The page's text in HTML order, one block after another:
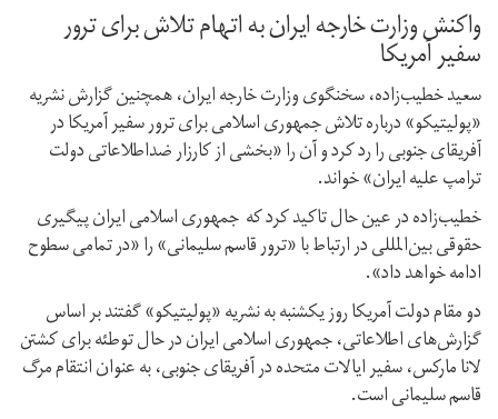
واکنش وزارت خارجه ایران به اتهام تلاش برای ترور
سفیر آمریکا
سعید خطیب‌زاده، سخنگوی وزارت خارجه ایران، همچنین گزارش نشریه
«پولیتیکو» درباره تلاش جمهوری اسلامی برای ترور سفیر آمریکا در
آفریقای جنوبی را رد کرد و آن را «بخشی از کارزار ضداطلاعاتی دولت
ترامپ علیه ایران» خواند.
خطیب‌زاده در عین حال تاکید کرد که جمهوری اسلامی ایران پیگیری
حقوقی بین‌المللی در ارتباط با «ترور قاسم سلیمانی» را «در تمامی سطوح
ادامه خواهد داد».
دو مقام دولت آمریکا روز یکشنبه به نشریه «پولیتیکو» گفتند بر اساس
گزارش‌های اطلاعاتی، جمهوری اسلامی ایران در حال توطئه برای کشتن
لانا مارکس، سفیر ایالات متحده در آفریقای جنوبی، به عنوان انتقام مرگ
قاسم سلیمانی است.